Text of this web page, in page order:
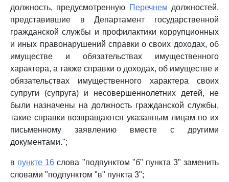
должность, предусмотренную Перечнем должностей,
представившие в Департамент государственной
гражданской службы и профилактики коррупционных
и иных правонарушений справки о своих доходах, об
имуществе и обязательствах имущественного
характера, а также справки о доходах, об имуществе и
обязательствах имущественного характера своих
супруги (супруга) и несовершеннолетних детей, не
были назначены на должность гражданской службы,
такие справки возвращаются указанным лицам по их
письменному заявлению вместе с другими
документами.";
в пункте 16 слова "подпунктом "б" пункта 3" заменить
словами "подпунктом "в" пункта 3";